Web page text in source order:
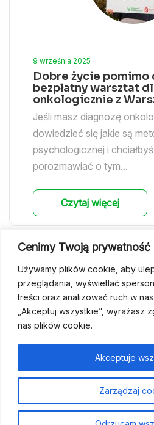
Cenimy Twoją prywatność
Używamy plików cookie, aby
przeglądania, wyświetlać
treści oraz analizować ruch w
„Akceptuj wszystkie”, wyrażasz
nas plików cookie.
Zarządzaj
Akceptuje
9 września 2025
Dobre życie pomimo
bezpłatny warsztat
onkologicznie z
Jeśli masz diagnozę
dowiedzieć się jakie są
psychologicznej i
porozmawiać o tym...
Czytaj więcej
Wszystkie
wsparcia